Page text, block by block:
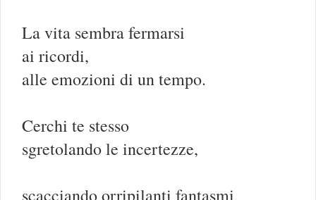
La vita sembra fermarsi
ai ricordi,
alle emozioni di un tempo.
Cerchi te stesso
sgretolando le incertezze,
scacciando orripilanti fantasmi